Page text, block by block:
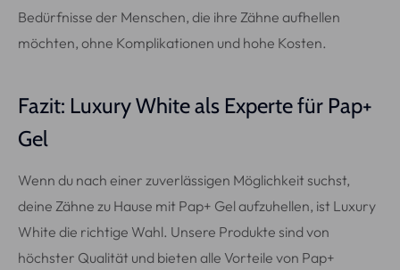
Bedürfnisse der Menschen, die ihre Zähne aufhellen
möchten, ohne Komplikationen und hohe Kosten.
Fazit: Luxury White als Experte für Pap+
Gel
Wenn du nach einer zuverlässigen Möglichkeit suchst,
deine Zähne zu Hause mit Pap+ Gel aufzuhellen, ist Luxury
White die richtige Wahl. Unsere Produkte sind von
höchster Qualität und bieten alle Vorteile von Pap+